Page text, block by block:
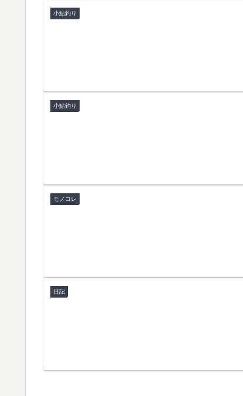
小鮎釣り
小鮎釣り
モノコレ
日記